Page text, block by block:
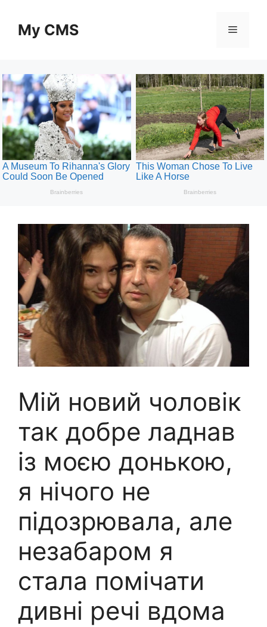
contentMy CMS Menu
Мій новий чоловік
так добре ладнав
із моєю донькою,
я нічого не
підозрювала, але
незабаром я
стала помічати
дивні речі вдома